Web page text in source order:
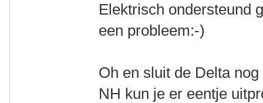
Elektrisch ondersteund
een probleem:-)
Oh en sluit de Delta
NH kun je er eentje